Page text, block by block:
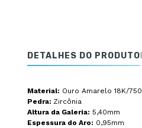
DETALHES DO PRODUTO
Material: Ouro Amarelo 18K/750
Pedra: Zircônia
Altura da Galeria: 5,40mm
Espessura do Aro: 0,95mm